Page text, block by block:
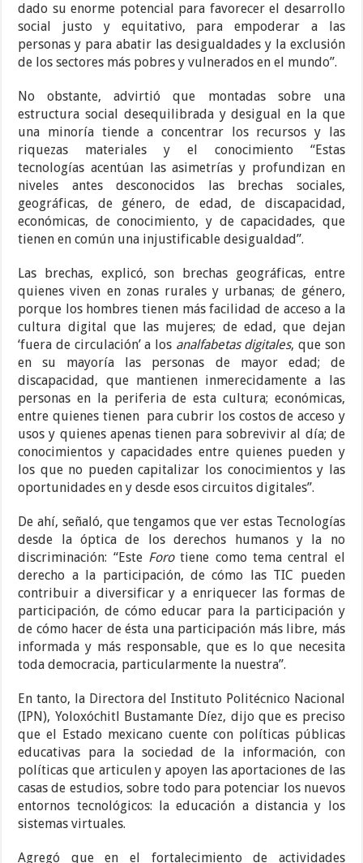
dado su enorme potencial para favorecer el desarrollo
social justo y equitativo, para empoderar a las
personas y para abatir las desigualdades y la exclusión
de los sectores más pobres y vulnerados en el mundo”.
No obstante, advirtió que montadas sobre una
estructura social desequilibrada y desigual en la que
una minoría tiende a concentrar los recursos y las
riquezas materiales y el conocimiento “Estas
tecnologías acentúan las asimetrías y profundizan en
niveles antes desconocidos las brechas sociales,
geográficas, de género, de edad, de discapacidad,
económicas, de conocimiento, y de capacidades, que
tienen en común una injustificable desigualdad”.
Las brechas, explicó, son brechas geográficas, entre
quienes viven en zonas rurales y urbanas; de género,
porque los hombres tienen más facilidad de acceso a la
cultura digital que las mujeres; de edad, que dejan
‘fuera de circulación’ a los analfabetas digitales, que son
en su mayoría las personas de mayor edad; de
discapacidad, que mantienen inmerecidamente a las
personas en la periferia de esta cultura; económicas,
entre quienes tienen para cubrir los costos de acceso y
usos y quienes apenas tienen para sobrevivir al día; de
conocimientos y capacidades entre quienes pueden y
los que no pueden capitalizar los conocimientos y las
oportunidades en y desde esos circuitos digitales”.
De ahí, señaló, que tengamos que ver estas Tecnologías
desde la óptica de los derechos humanos y la no
discriminación: “Este Forotiene como tema central el
derecho a la participación, de cómo las TIC pueden
contribuir a diversificar y a enriquecer las formas de
participación, de cómo educar para la participación y
de cómo hacer de ésta una participación más libre, más
informada y más responsable, que es lo que necesita
toda democracia, particularmente la nuestra”.
En tanto, la Directora del Instituto Politécnico Nacional
(IPN), Yoloxóchitl Bustamante Díez, dijo que es preciso
que el Estado mexicano cuente con políticas públicas
educativas para la sociedad de la información, con
políticas que articulen y apoyen las aportaciones de las
casas de estudios, sobre todo para potenciar los nuevos
entornos tecnológicos: la educación a distancia y los
sistemas virtuales.
Agregó que en el fortalecimiento de actividades